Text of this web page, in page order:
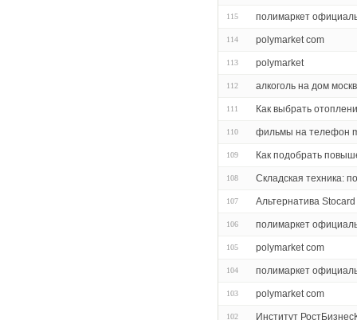
115 полимаркет
114 polymarket com
113 polymarket
112 алкоголь на дом
111 Как выбрать
110 фильмы на телефон
109 Как подобрать
108 Складская техника:
107 Альтернатива
106 полимаркет
105 polymarket com
104 полимаркет
103 polymarket com
102 Институт